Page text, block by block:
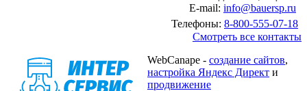
E-mail: info@bauersp.ru
Телефоны: 8-800-555-07-18
Смотреть все контакты
WebCanape - создание сайтов,
настройка Яндекс Директ и
продвижение